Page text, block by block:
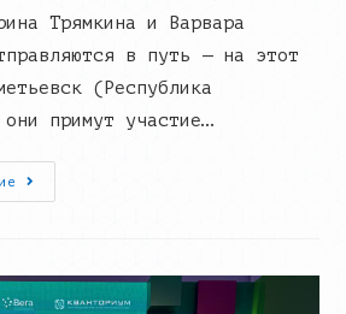
Трямкина и Варвара
в путь — на этот
(Республика
примут участие…
«Арктические
Креветки»